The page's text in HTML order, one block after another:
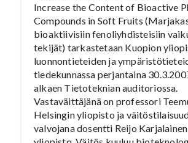
Increase the Content of Bioactive
Compounds in Soft Fruits
bioaktiivisiin fenoliyhdisteisiin
tekijät) tarkastetaan Kuopion
luonnontieteiden ja
tiedekunnassa perjantaina
alkaen Tietoteknian auditoriossa.
Vastaväittäjänä on professori
Helsingin yliopisto ja
valvojana dosentti Reijo